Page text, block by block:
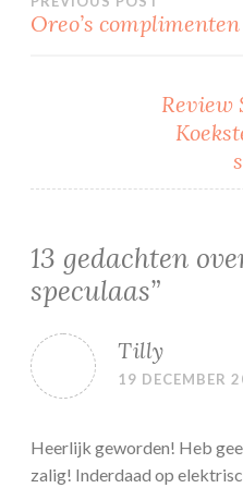
Bericht
Oreo’s
Review
13 gedachten
speculaas”
Tilly
19 DECEMBER
Heerlijk geworden! Heb
zalig! Inderdaad op